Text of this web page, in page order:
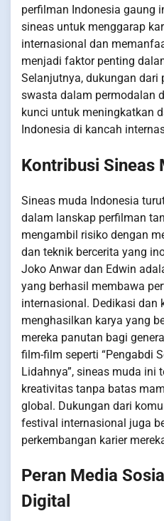
perfilman Indonesia gaung
sineas untuk menggarap
internasional dan
menjadi faktor penting
Selanjutnya, dukungan dari
swasta dalam permodalan
kunci untuk meningkatkan
Indonesia di kancah
Kontribusi Sineas
Sineas muda Indonesia
dalam lanskap perfilman
mengambil risiko dengan
dan teknik bercerita yang
Joko Anwar dan Edwin
yang berhasil membawa
internasional. Dedikasi dan
menghasilkan karya yang
mereka panutan bagi
film-film seperti “Pengabdi
Lidahnya”, sineas muda ini
kreativitas tanpa batas
global. Dukungan dari
festival internasional juga
perkembangan karier
Peran Media
Digital